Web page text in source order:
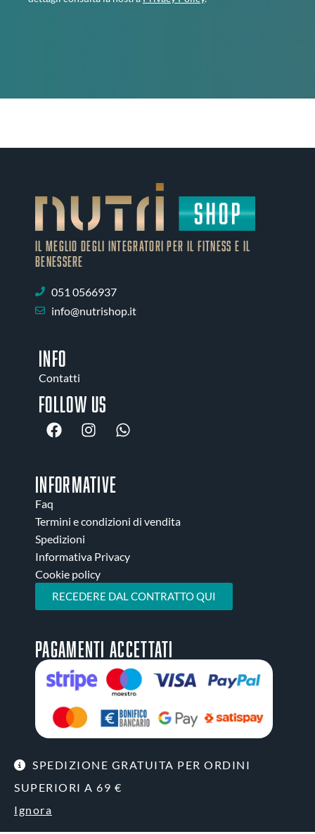
SPEDIZIONE GRATUITA PER ORDINI
SUPERIORI A 69 €
Ignora
IL MEGLIO DEGLI Integratori PER IL FITNESS E IL
BENESSERE
051 0566937
info@nutrishop.it
INFO
Contatti
Follow us
INFORMATIVE
Faq
Termini e condizioni di vendita
Spedizioni
Informativa Privacy
Cookie policy
RECEDERE DAL CONTRATTO QUI
Pagamenti accettati
© Copyright 2026 | MALCO SRL Via del Triumvirato 89/A, 40132